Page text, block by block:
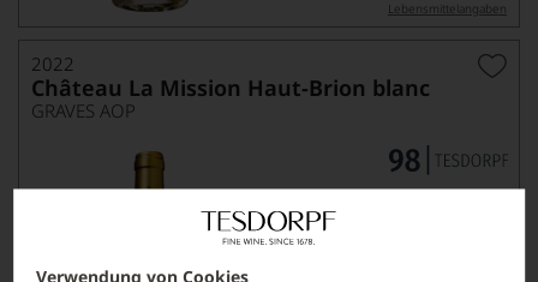
Verwendung von Cookies
Lebensmittel­angaben
2022
Château La Mission Haut-Brion blanc
GRAVES AOP